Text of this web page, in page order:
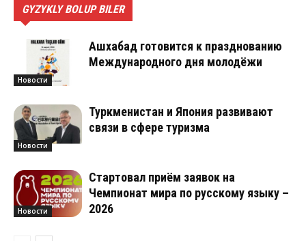
GYZYKLY BOLUP BILER
Новости
Ашхабад готовится к празднованию
Международного дня молодёжи
Новости
Туркменистан и Япония развивают
связи в сфере туризма
Новости
Стартовал приём заявок на
Чемпионат мира по русскому языку –
2026